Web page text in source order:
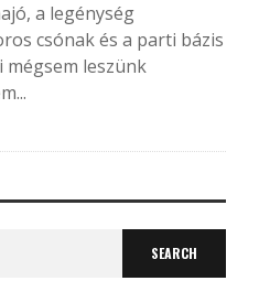
a legénység
csónak és a parti bázis
leszünk